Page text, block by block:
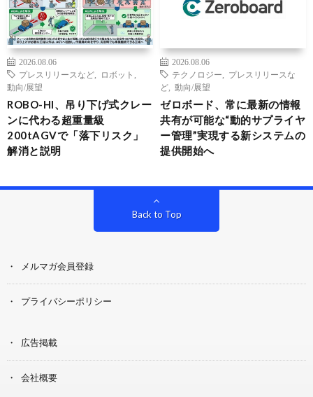
2026.08.06
プレスリリースなど
ロボット
動向/展望
ROBO-HI、吊り下げ式クレー
ンに代わる超重量級
200tAGVで「落下リスク」
解消と説明
2026.08.06
テクノロジー
プレスリリースな
ど
動向/展望
ゼロボード、常に最新の情報
共有が可能な“動的サプライヤ
ー管理”実現する新システムの
提供開始へ
Back to Top
メルマガ会員登録
プライバシーポリシー
広告掲載
会社概要